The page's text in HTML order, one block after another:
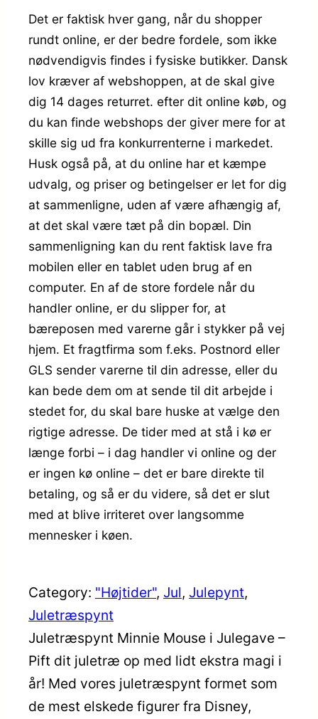
Det er faktisk hver gang, når du shopper
rundt online, er der bedre fordele, som ikke
nødvendigvis findes i fysiske butikker. Dansk
lov kræver af webshoppen, at de skal give
dig 14 dages returret. efter dit online køb, og
du kan finde webshops der giver mere for at
skille sig ud fra konkurrenterne i markedet.
Husk også på, at du online har et kæmpe
udvalg, og priser og betingelser er let for dig
at sammenligne, uden af være afhængig af,
at det skal være tæt på din bopæl. Din
sammenligning kan du rent faktisk lave fra
mobilen eller en tablet uden brug af en
computer. En af de store fordele når du
handler online, er du slipper for, at
bæreposen med varerne går i stykker på vej
hjem. Et fragtfirma som f.eks. Postnord eller
GLS sender varerne til din adresse, eller du
kan bede dem om at sende til dit arbejde i
stedet for, du skal bare huske at vælge den
rigtige adresse. De tider med at stå i kø er
længe forbi – i dag handler vi online og der
er ingen kø online – det er bare direkte til
betaling, og så er du videre, så det er slut
med at blive irriteret over langsomme
mennesker i køen.
Category: "Højtider", Jul, Julepynt
Juletræspynt
Juletræspynt Minnie Mouse i Julegave –
Pift dit juletræ op med lidt ekstra magi i
år! Med vores juletræspynt formet som
de mest elskede figurer fra Disney,